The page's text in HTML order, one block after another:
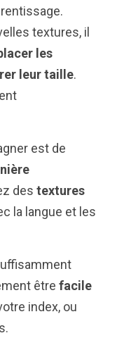
textures, il
les
leur taille.
est de
des textures
la langue et les
être facile
index, ou